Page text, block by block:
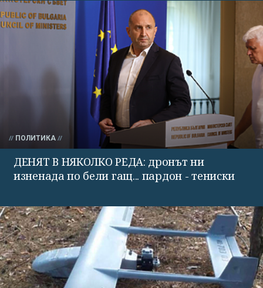
ПОЛИТИКА
ДЕНЯТ В НЯКОЛКО РЕДА: дронът ни
изненада по бели гащ... пардон - тениски